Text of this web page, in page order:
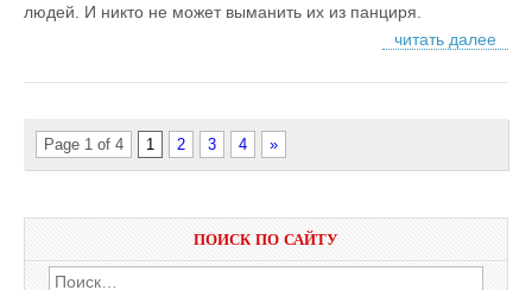
людей. И никто не может выманить их из панциря.
читать далее
Page 1 of 4 1 2 3 4 »
ПОИСК ПО САЙТУ
Найти: